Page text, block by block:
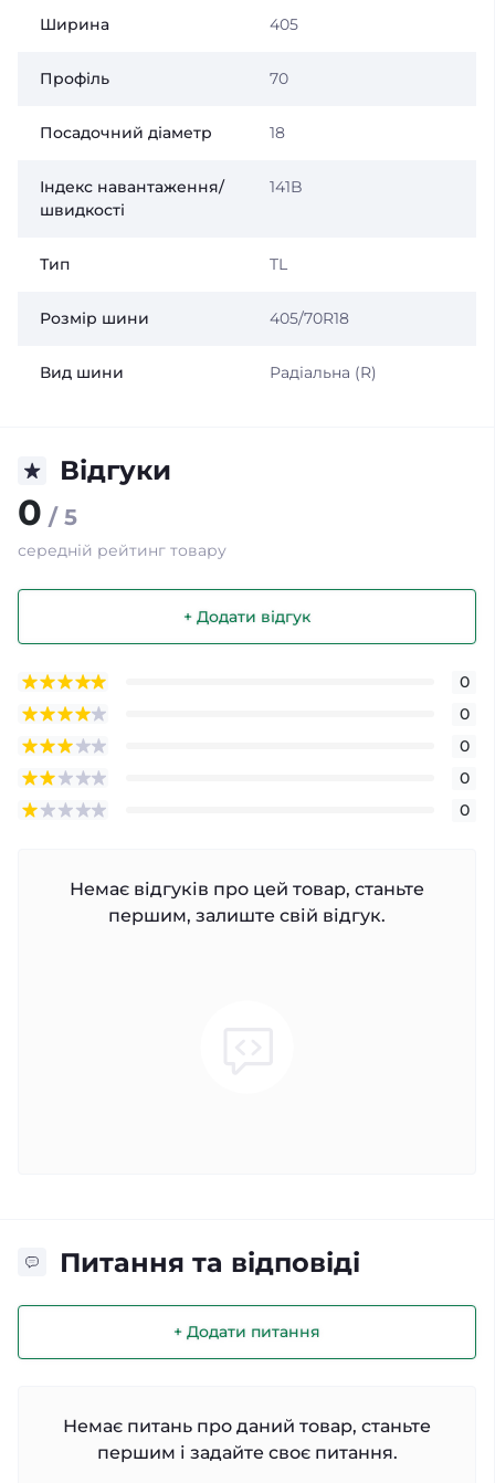
Ширина 405
Профіль 70
Посадочний діаметр 18
Індекс навантаження/
швидкості
141B
Тип TL
Розмір шини 405/70R18
Вид шини Радіальна (R)
Відгуки
0 / 5
середній рейтинг товару
+ Додати відгук
0
0
0
0
0
Немає відгуків про цей товар, станьте
першим, залиште свій відгук.
Питання та відповіді
+ Додати питання
Немає питань про даний товар, станьте
першим і задайте своє питання.